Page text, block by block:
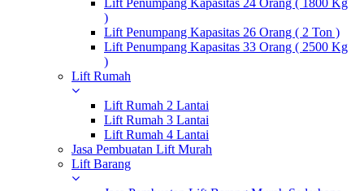
Lift Penumpang Kapasitas 24 Orang ( 1800 Kg
)
Lift Penumpang Kapasitas 26 Orang ( 2 Ton )
Lift Penumpang Kapasitas 33 Orang ( 2500 Kg
)
Lift Rumah
Lift Rumah 2 Lantai
Lift Rumah 3 Lantai
Lift Rumah 4 Lantai
Jasa Pembuatan Lift Murah
Lift Barang